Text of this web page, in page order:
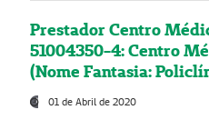
Prestador Centro
51004350-4: Centro
(Nome Fantasia:
01 de Abril de 2020